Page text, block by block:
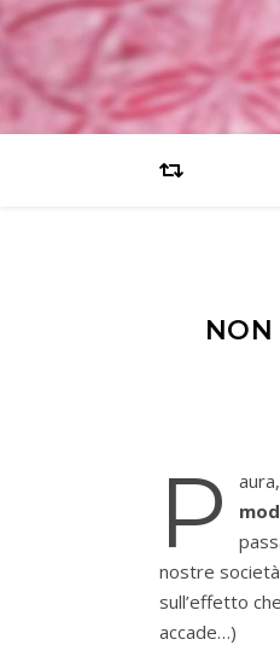
P
nostre
sull’effetto
accade…)